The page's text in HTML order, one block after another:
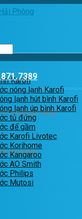
Sào Hải Phòng Cầm Đồ Hải Phòng Điện năng lượng mặt trời Hải Phòng Điện mặt trời Hải Phòng
trong giỏ hàng.
giỏ hàng.
Karofi
nóng lạnh Karofi
lạnh hút bình Karofi
lạnh úp bình Karofi
tủ đứng
để gầm
Karofi Livotec
Korihome
Kangaroo
AO Smith
Philips
Mutosi